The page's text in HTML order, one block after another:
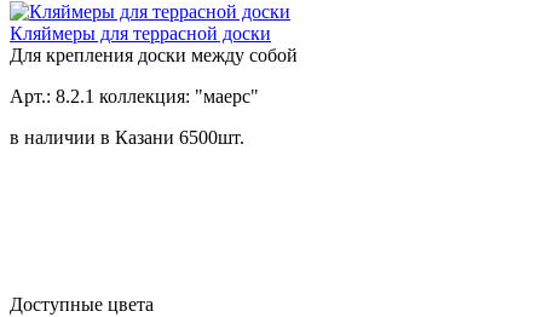
Кляймеры для террасной доски
Для крепления доски между собой
Арт.: 8.2.1 коллекция: "маерс"
в наличии в Казани 6500шт.
Доступные цвета